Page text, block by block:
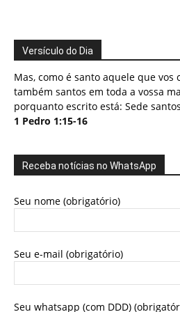
Versículo do Dia
Mas, como é santo aquele que vos
também santos em toda a vossa
porquanto escrito está: Sede
1 Pedro 1:15-16
Receba notícias no WhatsApp
Seu nome (obrigatório)
Seu e-mail (obrigatório)
Seu whatsapp (com DDD)